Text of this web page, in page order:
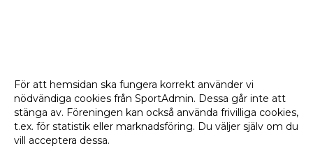
För att hemsidan ska fungera korrekt använder vi
nödvändiga cookies från SportAdmin. Dessa går inte att
stänga av. Föreningen kan också använda frivilliga cookies,
t.ex. för statistik eller marknadsföring. Du väljer själv om du
vill acceptera dessa.